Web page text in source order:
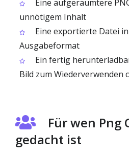
Eine aufgeräumtere
unnötigem Inhalt
Eine exportierte Datei
Ausgabeformat
Ein fertig
Bild zum Wiederverwenden
Für wen Png
gedacht ist